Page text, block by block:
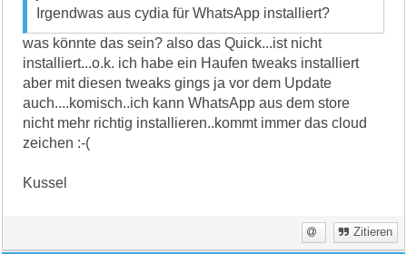
Irgendwas aus cydia für WhatsApp installiert?
was könnte das sein? also das Quick...ist nicht
installiert...o.k. ich habe ein Haufen tweaks installiert
aber mit diesen tweaks gings ja vor dem Update
auch....komisch..ich kann WhatsApp aus dem store
nicht mehr richtig installieren..kommt immer das cloud
zeichen :-(
Kussel
Zitieren